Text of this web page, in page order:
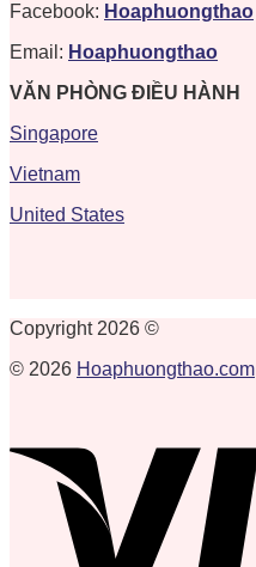
Facebook: Hoaphuongthao
Email: Hoaphuongthao
VĂN PHÒNG ĐIỀU HÀNH
Singapore
Vietnam
United States
Copyright 2026 ©
© 2026 Hoaphuongthao.com